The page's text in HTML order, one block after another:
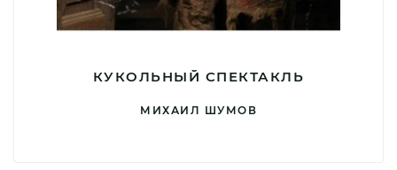
КУКОЛЬНЫЙ СПЕКТАКЛЬ
МИХАИЛ ШУМОВ